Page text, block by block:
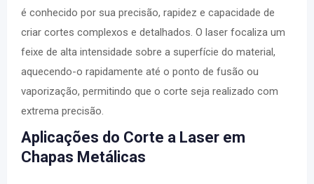
é conhecido por sua precisão, rapidez e capacidade de
criar cortes complexos e detalhados. O laser focaliza um
feixe de alta intensidade sobre a superfície do material,
aquecendo-o rapidamente até o ponto de fusão ou
vaporização, permitindo que o corte seja realizado com
extrema precisão.
Aplicações do Corte a Laser em
Chapas Metálicas